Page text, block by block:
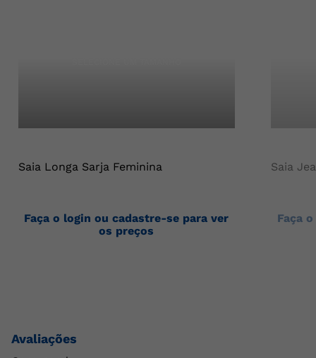
Faça o login ou cadastre-se para ver
Saia
Faça
Avaliações